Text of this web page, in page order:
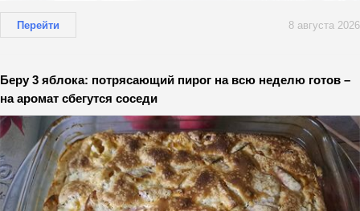
Перейти 8 августа 2026
Беру 3 яблока: потрясающий пирог на всю неделю готов –
на аромат сбегутся соседи